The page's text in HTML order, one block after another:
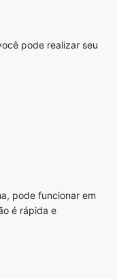
pode realizar seu
pode funcionar em
é rápida e